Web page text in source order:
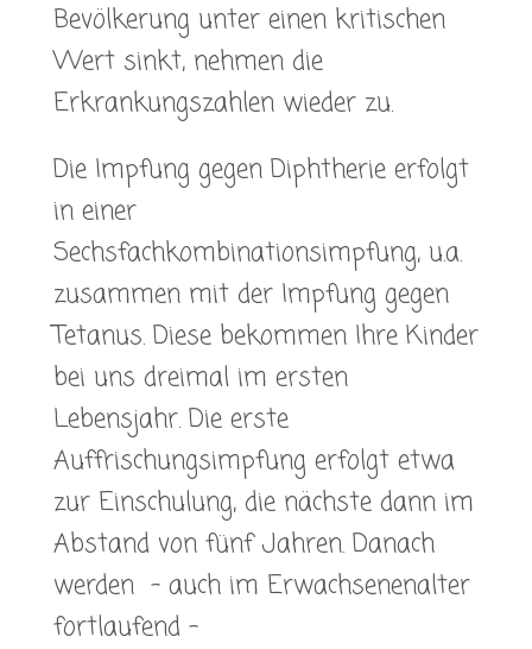
Bevölkerung unter einen kritischen
Wert sinkt, nehmen die
Erkrankungszahlen wieder zu.
Die Impfung gegen Diphtherie erfolgt
in einer
Sechsfachkombinationsimpfung, u.a.
zusammen mit der Impfung gegen
Tetanus. Diese bekommen Ihre Kinder
bei uns dreimal im ersten
Lebensjahr. Die erste
Auffrischungsimpfung erfolgt etwa
zur Einschulung, die nächste dann im
Abstand von fünf Jahren. Danach
werden – auch im Erwachsenenalter
fortlaufend –